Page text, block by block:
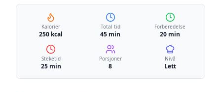
Kalorier
250 kcal
Total tid
45 min
Forberedelse
20 min
Steketid
25 min
Porsjoner
8
Nivå
Lett